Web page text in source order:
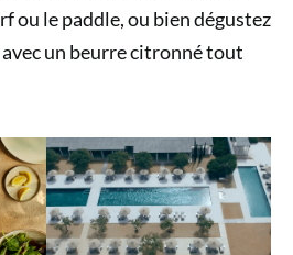
ou le paddle, ou bien dégustez
un beurre citronné tout